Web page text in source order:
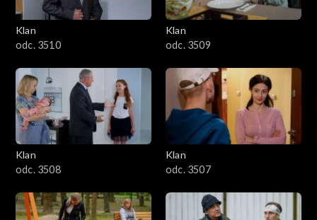
Klan
odc. 3510
Klan
odc. 3509
Klan
odc. 3508
Klan
odc. 3507